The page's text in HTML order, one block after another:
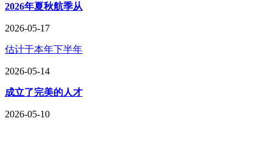
2026年夏秋航季从
2026-05-17
估计于本年下半年
2026-05-14
成立了完美的人才
2026-05-10